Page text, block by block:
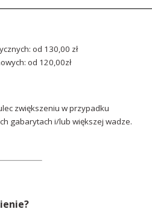
od 130,00 zł
od 120,00zł
zwiększeniu w przypadku
gabarytach i/lub większej wadze.